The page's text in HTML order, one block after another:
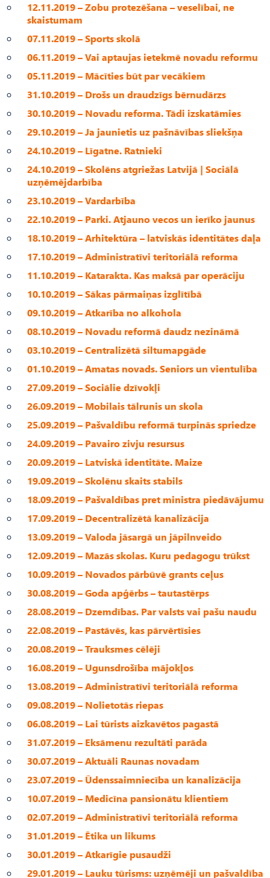
12.11.2019 – Zobu protezēšana – veselībai, ne
skaistumam
07.11.2019 – Sports skolā
06.11.2019 – Vai aptaujas ietekmē novadu reformu
05.11.2019 – Mācīties būt par vecākiem
31.10.2019 – Drošs un draudzīgs bērnudārzs
30.10.2019 – Novadu reforma. Tādi izskatāmies
29.10.2019 – Ja jaunietis uz pašnāvības sliekšņa
24.10.2019 – Līgatne. Ratnieki
24.10.2019 – Skolēns atgriežas Latvijā | Sociālā
uzņēmējdarbība
23.10.2019 – Vardarbība
22.10.2019 – Parki. Atjauno vecos un ierīko jaunus
18.10.2019 – Arhitektūra – latviskās identitātes daļa
17.10.2019–Administratīvi teritoriālā reforma
11.10.2019 – Katarakta. Kas maksā par operāciju
10.10.2019 – Sākas pārmaiņas izglītībā
09.10.2019 – Atkarība no alkohola
08.10.2019 – Novadu reformā daudz nezināmā
03.10.2019 – Centralizētā siltumapgāde
01.10.2019 – Amatas novads. Seniors un vientulība
27.09.2019 – Sociālie dzīvokļi
26.09.2019 – Mobilais tālrunis un skola
25.09.2019 – Pašvaldību reformā turpinās spriedze
24.09.2019 – Pavairo zivju resursus
20.09.2019 – Latviskā identitāte. Maize
19.09.2019 – Skolēnu skaits stabils
18.09.2019 – Pašvaldības pret ministra piedāvājumu
17.09.2019 – Decentralizētā kanalizācija
13.09.2019 – Valoda jāsargā un jāpilnveido
12.09.2019 – Mazās skolas. Kuru pedagogu trūkst
10.09.2019 – Novados pārbūvē grants ceļus
30.08.2019 – Goda apģērbs – tautastērps
28.08.2019 – Dzemdības. Par valsts vai pašu naudu
22.08.2019 – Pastāvēs, kas pārvērtīsies
20.08.2019 – Trauksmes cēlēji
16.08.2019 – Ugunsdrošība mājokļos
13.08.2019 – Administratīvi teritoriālā reforma
09.08.2019 – Nolietotās riepas
06.08.2019 – Lai tūrists aizkavētos pagastā
31.07.2019 – Eksāmenu rezultāti parāda
30.07.2019 – Aktuāli Raunas novadam
23.07.2019 – Ūdenssaimniecība un kanalizācija
10.07.2019 – Medicīna pansionātu klientiem
02.07.2019 – Administratīvi teritoriālā reforma
31.01.2019 – Ētika un likums
30.01.2019 – Atkarīgie pusaudži
29.01.2019 – Lauku tūrisms: uzņēmēji un pašvaldība